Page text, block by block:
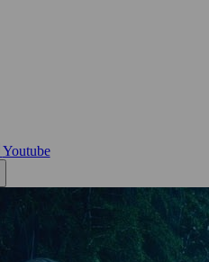
Youtube